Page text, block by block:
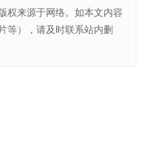
权来源于网络。如本文内容
等），请及时联系站内删